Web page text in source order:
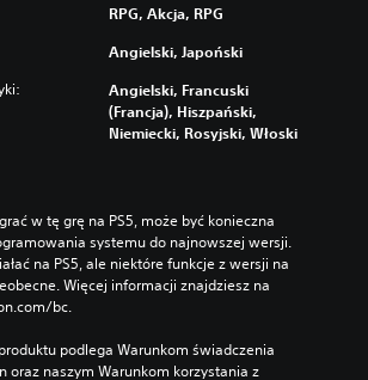
RPG, Akcja, RPG
Angielski, Japoński
Angielski, Francuski
(Francja), Hiszpański,
Niemiecki, Rosyjski, Włoski
w tę grę na PS5, może być konieczna
systemu do najnowszej wersji.
na PS5, ale niektóre funkcje z wersji na
Więcej informacji znajdziesz na
bc.
podlega Warunkom świadczenia
oraz naszym Warunkom korzystania z